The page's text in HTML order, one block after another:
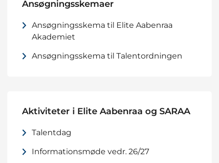
Ansøgningsskemaer
Ansøgningsskema til Elite Aabenraa
Akademiet
Ansøgningsskema til Talentordningen
Aktiviteter i Elite Aabenraa og SARAA
Talentdag
Informationsmøde vedr. 26/27